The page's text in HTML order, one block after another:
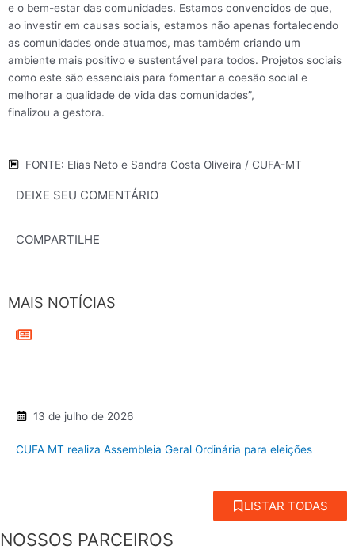
e o bem-estar das comunidades. Estamos convencidos de que,
ao investir em causas sociais, estamos não apenas fortalecendo
as comunidades onde atuamos, mas também criando um
ambiente mais positivo e sustentável para todos. Projetos sociais
como este são essenciais para fomentar a coesão social e
melhorar a qualidade de vida das comunidades”,
finalizou a gestora.
FONTE: Elias Neto e Sandra Costa Oliveira / CUFA-MT
DEIXE SEU COMENTÁRIO
COMPARTILHE
MAIS NOTÍCIAS
13 de julho de 2026
CUFA MT realiza Assembleia Geral Ordinária para eleições
LISTAR TODAS
NOSSOS PARCEIROS